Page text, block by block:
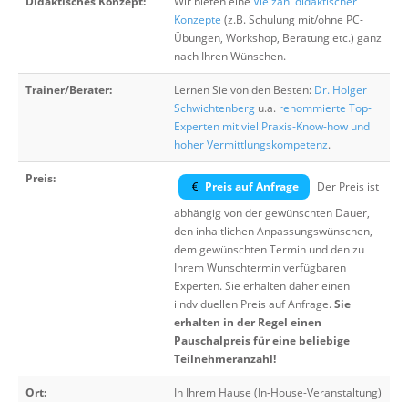
Konzepte (z.B. Schulung mit/ohne PC-
Übungen, Workshop, Beratung etc.) ganz
nach Ihren Wünschen.
Trainer/Berater: Lernen Sie von den Besten: Dr. Holger
Schwichtenberg u.a. renommierte Top-
Experten mit viel Praxis-Know-how und
hoher Vermittlungskompetenz.
Preis:
Preis auf Anfrage
Der Preis ist
abhängig von der gewünschten Dauer,
den inhaltlichen Anpassungswünschen,
dem gewünschten Termin und den zu
Ihrem Wunschtermin verfügbaren
Experten. Sie erhalten daher einen
iindviduellen Preis auf Anfrage.Sie
erhalten in der Regel einen
Pauschalpreis für eine beliebige
Teilnehmeranzahl!
Ort:
In Ihrem Hause (In-House-Veranstaltung)